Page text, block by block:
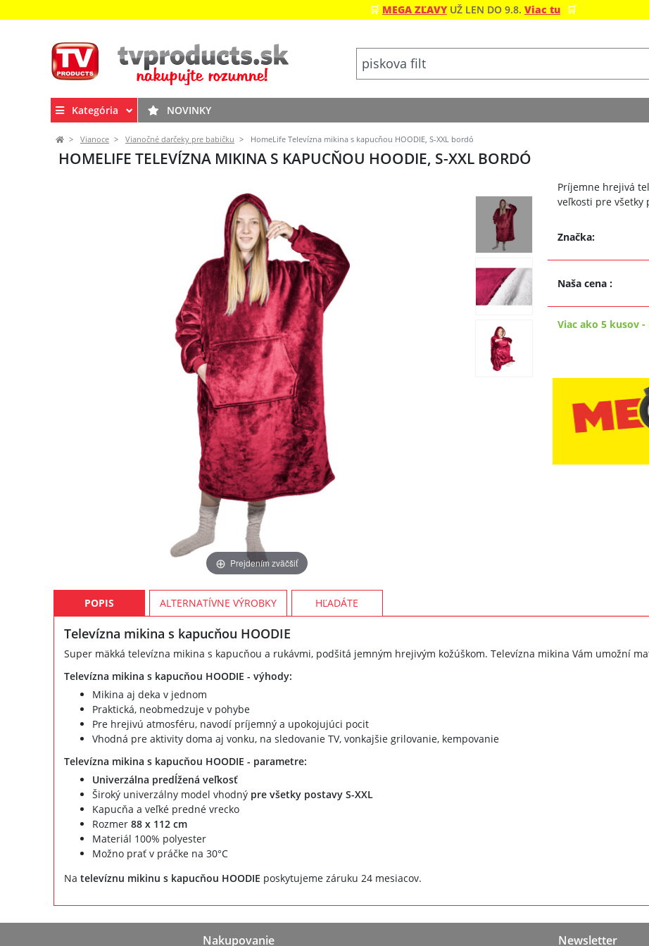
🛒 MEGA ZĽAVY UŽ LEN DO 9.8. Viac tu 🛒
Kategória NOVINKY
Vianoce Vianočné darčeky pre babičku HomeLife Televízna mikina s kapucňou HOODIE, S-XXL bordó
HOMELIFE TELEVÍZNA MIKINA S KAPUCŇOU HOODIE, S-XXL BORDÓ
Prejdením zväčšiť
Príjemne hrejivá
veľkosti pre všetky
Značka:
Naša cena:
Viac ako 5 kusov -
POPIS ALTERNATÍVNE VÝROBKY HĽADÁTE
Televízna mikina s kapucňou HOODIE
Super mäkká televízna mikina s kapucňou a rukávmi, podšitá jemným hrejivým kožúškom. Televízna mikina Vám umožní
Televízna mikina s kapucňou HOODIE - výhody:
Mikina aj deka v jednom
Praktická, neobmedzuje v pohybe
Pre hrejivú atmosféru, navodí príjemný a upokojujúci pocit
Vhodná pre aktivity doma aj vonku, na sledovanie TV, vonkajšie grilovanie, kempovanie
Televízna mikina s kapucňou HOODIE - parametre:
Univerzálna predĺžená veľkosť
Široký univerzálny model vhodný pre všetky postavy S-XXL
Kapucňa a veľké predné vrecko
Rozmer 88 x 112 cm
Materiál 100% polyester
Možno prať v práčke na 30°C
Na televíznu mikinu s kapucňou HOODIE poskytujeme záruku 24 mesiacov.
Nakupovanie Newsletter